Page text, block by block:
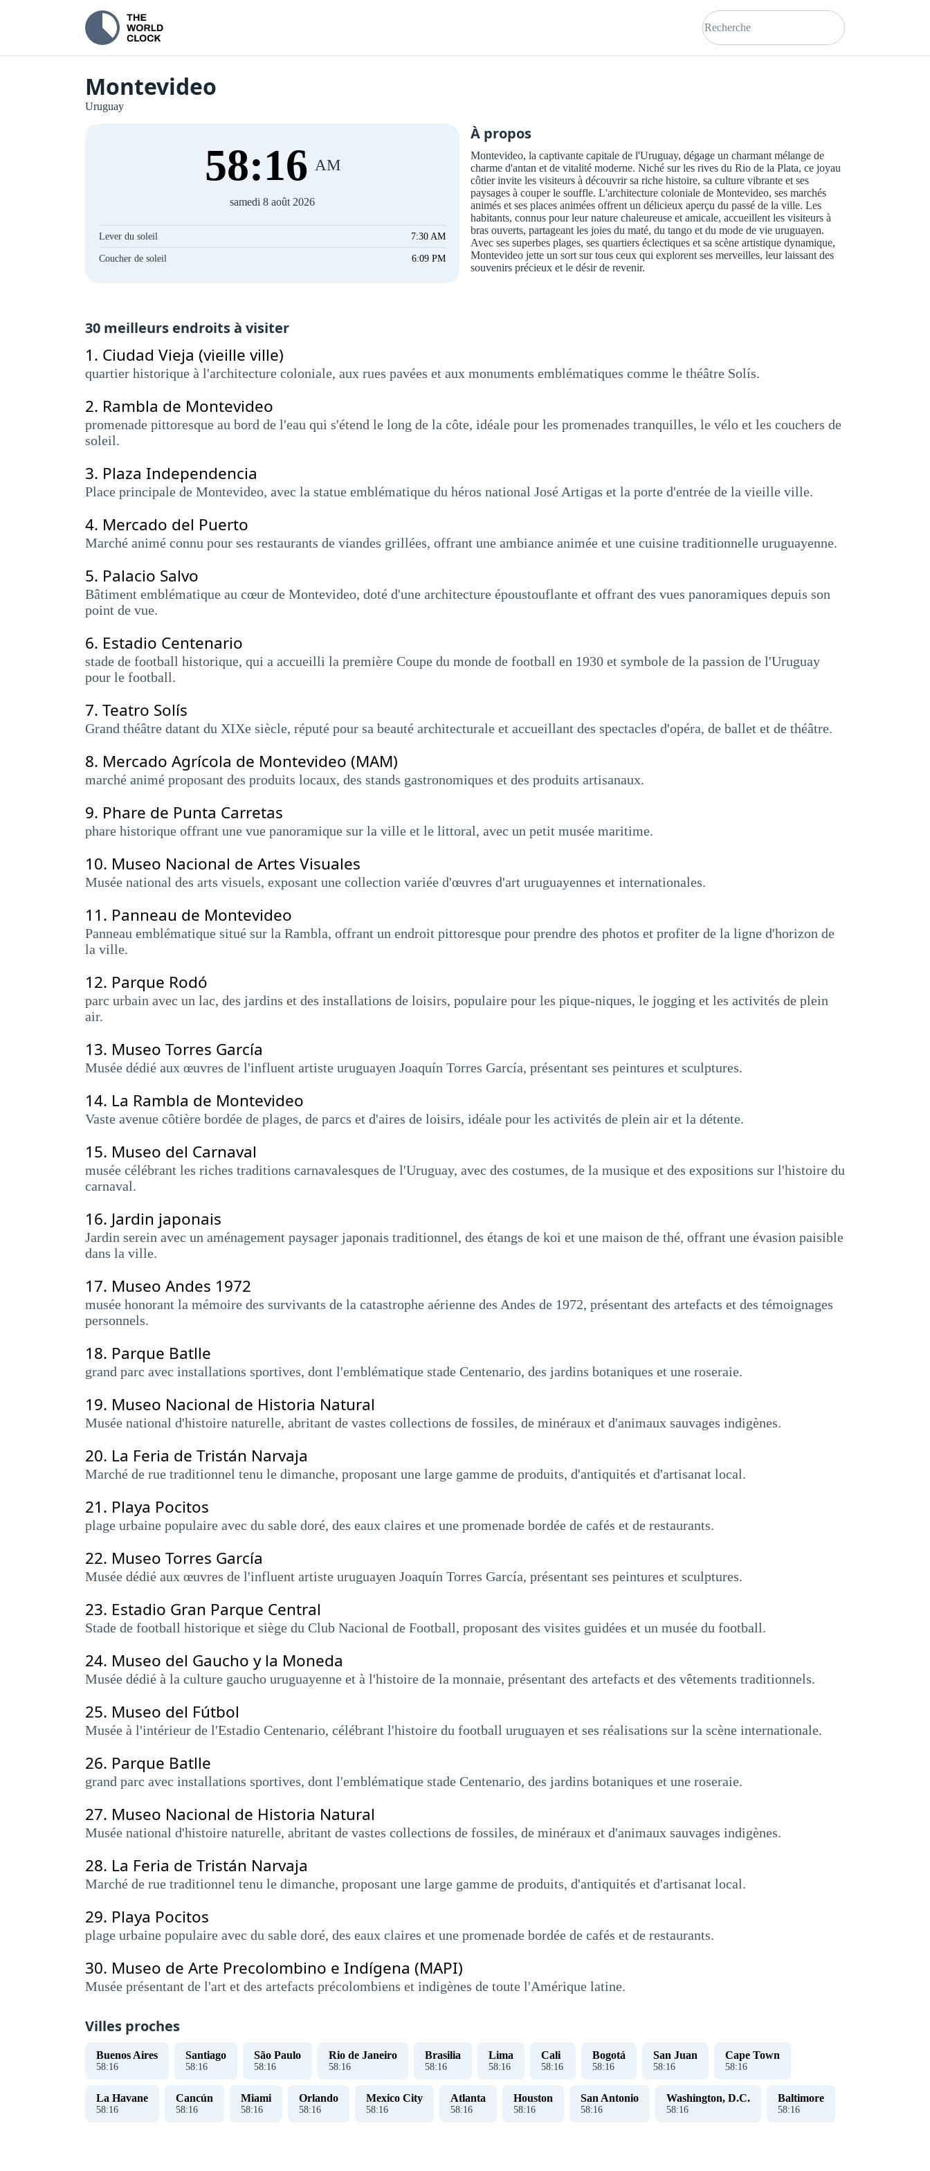
Montevideo
Uruguay
58:16 AM
samedi 8 août 2026
Lever du soleil 7:30 AM
Coucher de soleil 6:09 PM
À propos
Montevideo, la captivante capitale de l'Uruguay, dégage un charmant mélange de
charme d'antan et de vitalité moderne. Niché sur les rives du Rio de la Plata, ce joyau
côtier invite les visiteurs à découvrir sa riche histoire, sa culture vibrante et ses
paysages à couper le souffle. L'architecture coloniale de Montevideo, ses marchés
animés et ses places animées offrent un délicieux aperçu du passé de la ville. Les
habitants, connus pour leur nature chaleureuse et amicale, accueillent les visiteurs à
bras ouverts, partageant les joies du maté, du tango et du mode de vie uruguayen.
Avec ses superbes plages, ses quartiers éclectiques et sa scène artistique dynamique,
Montevideo jette un sort sur tous ceux qui explorent ses merveilles, leur laissant des
souvenirs précieux et le désir de revenir.
30 meilleurs endroits à visiter
1. Ciudad Vieja (vieille ville)
quartier historique à l'architecture coloniale, aux rues pavées et aux monuments emblématiques comme le théâtre Solís.
2. Rambla de Montevideo
promenade pittoresque au bord de l'eau qui s'étend le long de la côte, idéale pour les promenades tranquilles, le vélo et les couchers de
soleil.
3. Plaza Independencia
Place principale de Montevideo, avec la statue emblématique du héros national José Artigas et la porte d'entrée de la vieille ville.
4. Mercado del Puerto
Marché animé connu pour ses restaurants de viandes grillées, offrant une ambiance animée et une cuisine traditionnelle uruguayenne.
5. Palacio Salvo
Bâtiment emblématique au cœur de Montevideo, doté d'une architecture époustouflante et offrant des vues panoramiques depuis son
point de vue.
6. Estadio Centenario
stade de football historique, qui a accueilli la première Coupe du monde de football en 1930 et symbole de la passion de l'Uruguay
pour le football.
7. Teatro Solís
Grand théâtre datant du XIXe siècle, réputé pour sa beauté architecturale et accueillant des spectacles d'opéra, de ballet et de théâtre.
8. Mercado Agrícola de Montevideo (MAM)
marché animé proposant des produits locaux, des stands gastronomiques et des produits artisanaux.
9. Phare de Punta Carretas
phare historique offrant une vue panoramique sur la ville et le littoral, avec un petit musée maritime.
10. Museo Nacional de Artes Visuales
Musée national des arts visuels, exposant une collection variée d'œuvres d'art uruguayennes et internationales.
11. Panneau de Montevideo
Panneau emblématique situé sur la Rambla, offrant un endroit pittoresque pour prendre des photos et profiter de la ligne d'horizon de
la ville.
12. Parque Rodó
parc urbain avec un lac, des jardins et des installations de loisirs, populaire pour les pique-niques, le jogging et les activités de plein
air.
13. Museo Torres García
Musée dédié aux œuvres de l'influent artiste uruguayen Joaquín Torres García, présentant ses peintures et sculptures.
14. La Rambla de Montevideo
Vaste avenue côtière bordée de plages, de parcs et d'aires de loisirs, idéale pour les activités de plein air et la détente.
15. Museo del Carnaval
musée célébrant les riches traditions carnavalesques de l'Uruguay, avec des costumes, de la musique et des expositions sur l'histoire du
carnaval.
16. Jardin japonais
Jardin serein avec un aménagement paysager japonais traditionnel, des étangs de koi et une maison de thé, offrant une évasion paisible
dans la ville.
17. Museo Andes 1972
musée honorant la mémoire des survivants de la catastrophe aérienne des Andes de 1972, présentant des artefacts et des témoignages
personnels.
18. Parque Batlle
grand parc avec installations sportives, dont l'emblématique stade Centenario, des jardins botaniques et une roseraie.
19. Museo Nacional de Historia Natural
Musée national d'histoire naturelle, abritant de vastes collections de fossiles, de minéraux et d'animaux sauvages indigènes.
20. La Feria de Tristán Narvaja
Marché de rue traditionnel tenu le dimanche, proposant une large gamme de produits, d'antiquités et d'artisanat local.
21. Playa Pocitos
plage urbaine populaire avec du sable doré, des eaux claires et une promenade bordée de cafés et de restaurants.
22. Museo Torres García
Musée dédié aux œuvres de l'influent artiste uruguayen Joaquín Torres García, présentant ses peintures et sculptures.
23. Estadio Gran Parque Central
Stade de football historique et siège du Club Nacional de Football, proposant des visites guidées et un musée du football.
24. Museo del Gaucho y la Moneda
Musée dédié à la culture gaucho uruguayenne et à l'histoire de la monnaie, présentant des artefacts et des vêtements traditionnels.
25. Museo del Fútbol
Musée à l'intérieur de l'Estadio Centenario, célébrant l'histoire du football uruguayen et ses réalisations sur la scène internationale.
26. Parque Batlle
grand parc avec installations sportives, dont l'emblématique stade Centenario, des jardins botaniques et une roseraie.
27. Museo Nacional de Historia Natural
Musée national d'histoire naturelle, abritant de vastes collections de fossiles, de minéraux et d'animaux sauvages indigènes.
28. La Feria de Tristán Narvaja
Marché de rue traditionnel tenu le dimanche, proposant une large gamme de produits, d'antiquités et d'artisanat local.
29. Playa Pocitos
plage urbaine populaire avec du sable doré, des eaux claires et une promenade bordée de cafés et de restaurants.
30. Museo de Arte Precolombino e Indígena (MAPI)
Musée présentant de l'art et des artefacts précolombiens et indigènes de toute l'Amérique latine.
Villes proches
Buenos Aires
58:16
Santiago
58:16
São Paulo
58:16
Rio de Janeiro
58:16
Brasilia
58:16
Lima
58:16
Cali
58:16
Bogotá
58:16
San Juan
58:16
Cape Town
58:16
La Havane
58:16
Cancún
58:16
Miami
58:16
Orlando
58:16
Mexico City
58:16
Atlanta
58:16
Houston
58:16
San Antonio
58:16
Washington, D.C.
58:16
Baltimore
58:16